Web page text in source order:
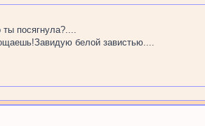
посягнула?....
белой завистью....